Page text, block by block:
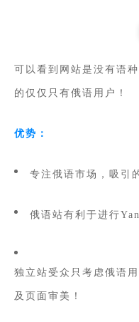
可以看到网站是没有语
的仅仅只有俄语用户！
优势：
专注俄语市场，吸引
俄语站有利于进行
独立站受众只考虑俄语
及页面审美！